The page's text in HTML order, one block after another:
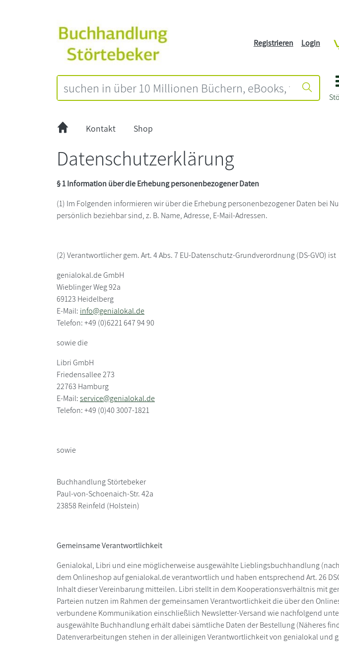
Registrieren Login
Kontakt Shop
Datenschutzerklärung
§ 1 Information über die Erhebung personenbezogener Daten
(1) Im Folgenden informieren wir über die Erhebung personenbezogener Daten bei
persönlich beziehbar sind, z. B. Name, Adresse, E-Mail-Adressen.
(2) Verantwortlicher gem. Art. 4 Abs. 7 EU-Datenschutz-Grundverordnung (DS-GVO) ist
genialokal.de GmbH
Wieblinger Weg 92a
69123 Heidelberg
E-Mail: info@genialokal.de
Telefon: +49 (0)6221 647 94 90
sowie die
Libri GmbH
Friedensallee 273
22763 Hamburg
E-Mail:service@genialokal.de
Telefon: +49 (0)40 3007-1821
sowie
Buchhandlung Störtebeker
Paul-von-Schoenaich-Str. 42a
23858 Reinfeld (Holstein)
Gemeinsame Verantwortlichkeit
Genialokal, Libri und eine möglicherweise ausgewählte Lieblingsbuchhandlung
dem Onlineshop auf genialokal.de verantwortlich und haben entsprechend Art. 26
Inhalt dieser Vereinbarung mitteilen. Libri stellt in dem Kooperationsverhältnis mit
Parteien nutzen im Rahmen der gemeinsamen Verantwortlichkeit die über den
verbundene Kommunikation einschließlich Newsletter-Versand wie nachfolgend
ausgewählte Buchhandlung erhält dabei sämtliche Daten der Bestellung (Näheres
Datenverarbeitungen stehen in der alleinigen Verantwortlichkeit von genialokal und